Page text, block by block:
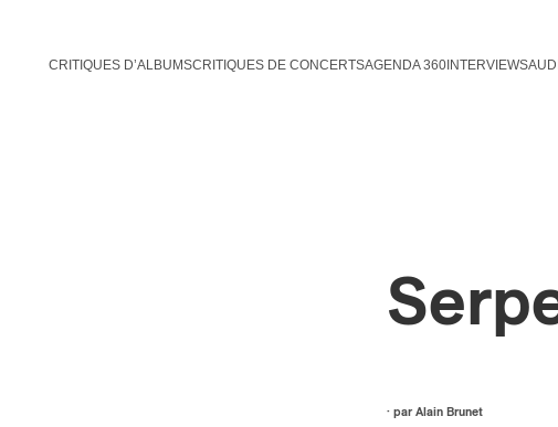
CRITIQUES D’ALBUMSCRITIQUES DE CONCERTSAGENDA 360INTERVIEWS
· parAlain Brunet